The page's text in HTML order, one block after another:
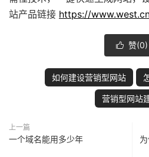
站产品链接 https://
 赞(0)
如何建设营销型网站
营销型网站
上一篇
一个域名能用多少年